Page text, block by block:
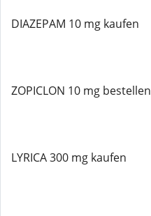
DIAZEPAM 10 mg kaufen
ZOPICLON 10 mg bestellen
LYRICA 300 mg kaufen